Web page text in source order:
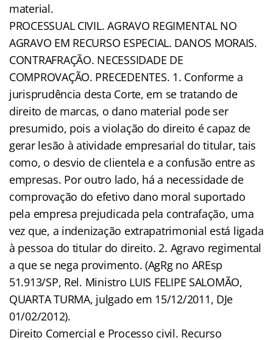
material.
PROCESSUAL CIVIL. AGRAVO REGIMENTAL NO
AGRAVO EM RECURSO ESPECIAL. DANOS MORAIS.
CONTRAFRAÇÃO. NECESSIDADE DE
COMPROVAÇÃO. PRECEDENTES. 1. Conforme a
jurisprudência desta Corte, em se tratando de
direito de marcas, o dano material pode ser
presumido, pois a violação do direito é capaz de
gerar lesão à atividade empresarial do titular, tais
como, o desvio de clientela e a confusão entre as
empresas. Por outro lado, há a necessidade de
comprovação do efetivo dano moral suportado
pela empresa prejudicada pela contrafação, uma
vez que, a indenização extrapatrimonial está ligada
à pessoa do titular do direito. 2. Agravo regimental
a que se nega provimento. (AgRg no AREsp
51.913/SP, Rel. Ministro LUIS FELIPE SALOMÃO,
QUARTA TURMA, julgado em 15/12/2011, DJe
01/02/2012).
Direito Comercial e Processo civil. Recurso